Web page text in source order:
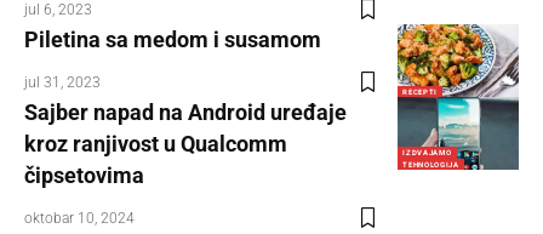
jul 6, 2023
RECEPTI
Piletina sa medom i susamom
jul 31, 2023
IZDVAJAMO
TEHNOLOGIJA
Sajber napad na Android uređaje
kroz ranjivost u Qualcomm
čipsetovima
oktobar 10, 2024